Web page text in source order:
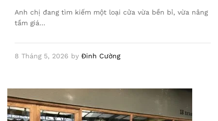
Anh chị đang tìm kiếm một loại cửa vừa bền bỉ, vừa nâng
tầm giá…
8 Tháng 5, 2026 by Đinh Cường